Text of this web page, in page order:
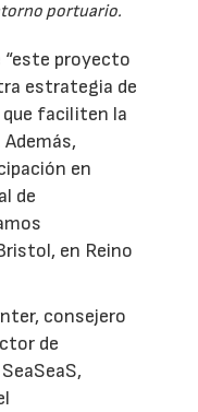
portuario.
“este proyecto
estrategia de
faciliten la
en
de
en Reino
consejero
de